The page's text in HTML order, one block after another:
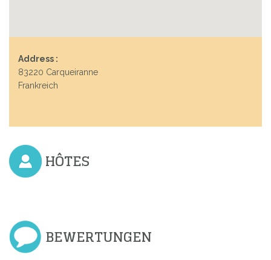
Address :
83220 Carqueiranne
Frankreich
HÔTES
BEWERTUNGEN